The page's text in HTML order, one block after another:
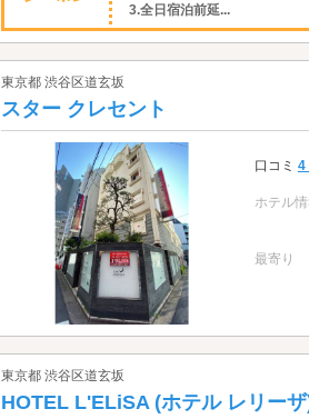
3.全日宿泊前延...
東京都 渋谷区道玄坂
スター クレセント
口コミ 4
ホテル
最寄り
東京都 渋谷区道玄坂
HOTEL L'ELiSA (ホテル レリー